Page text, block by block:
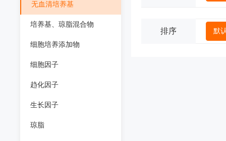
无血清培养基
培养基、琼脂混合物
细胞培养添加物
细胞因子
趋化因子
生长因子
琼脂
排序 默